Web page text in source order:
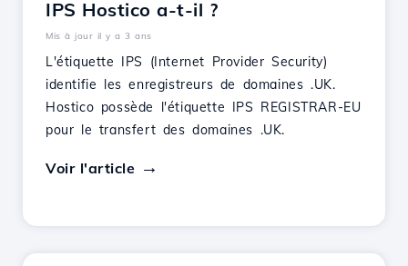
IPS Hostico a-t-il ?
Mis à jour il y a 3 ans
L'étiquette IPS (Internet Provider Security)
identifie les enregistreurs de domaines .UK.
Hostico possède l'étiquette IPS REGISTRAR-EU
pour le transfert des domaines .UK.
Voir l'article